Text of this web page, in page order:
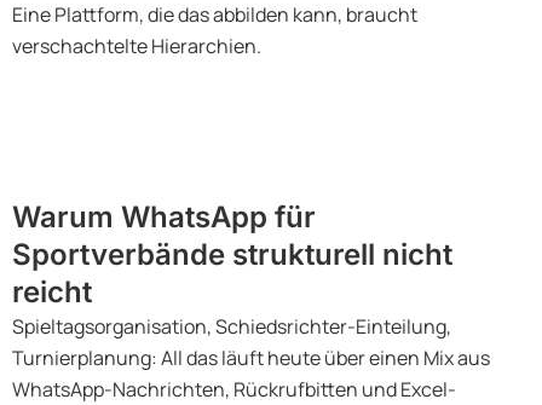
Eine Plattform, die das abbilden kann, braucht
verschachtelte Hierarchien.
Warum WhatsApp für
Sportverbände strukturell nicht
reicht
Spieltagsorganisation, Schiedsrichter-Einteilung,
Turnierplanung: All das läuft heute über einen Mix aus
WhatsApp-Nachrichten, Rückrufbitten und Excel-